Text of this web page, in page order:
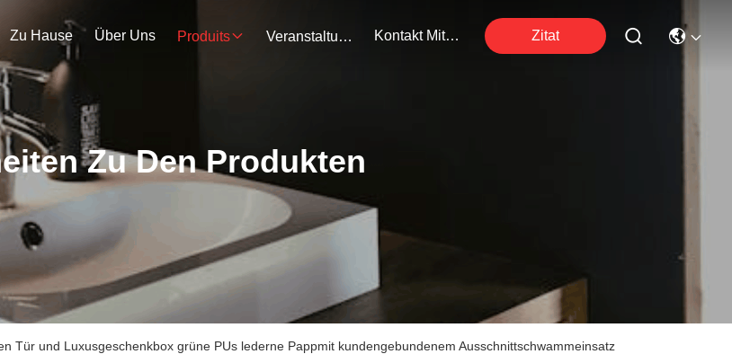
Zu Hause Über Uns Produits Veranstaltungen Kontakt Mit Uns Zitat
Zu Den Produkten
Tür und Luxusgeschenkbox grüne PUs lederne Pappmit kundengebundenem Ausschnittschwammeinsatz